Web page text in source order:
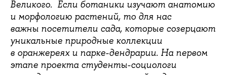
Великого. Если ботаники изучают анатомию
и морфологию растений, то для нас
важны посетители сада, которые созерцают
уникальные природные коллекции
в оранжереях и парке-дендрарии. На первом
этапе проекта студенты-социологи